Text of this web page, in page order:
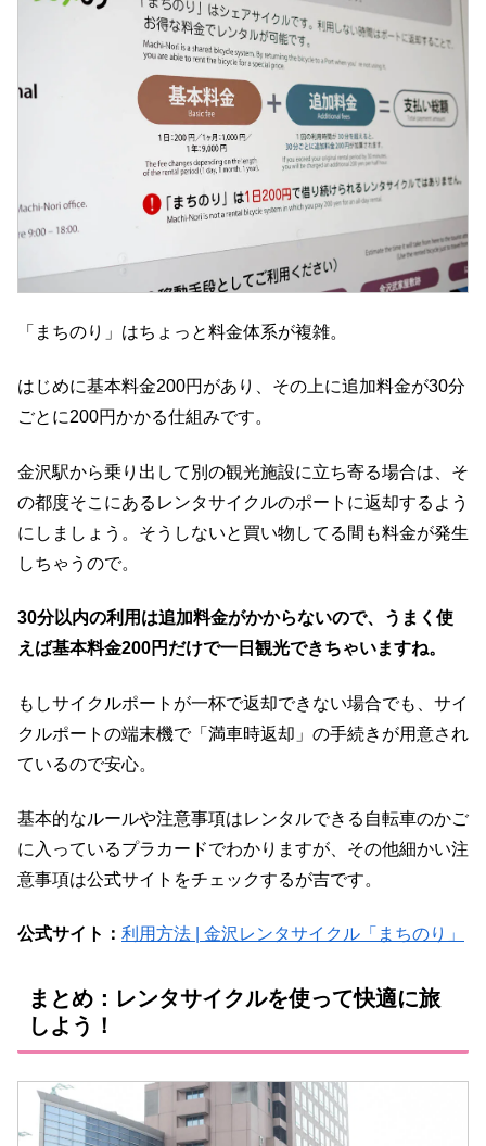
「まちのり」はちょっと料金体系が複雑。
はじめに基本料金200円があり、その上に追加料金が30分
ごとに200円かかる仕組みです。
金沢駅から乗り出して別の観光施設に立ち寄る場合は、そ
の都度そこにあるレンタサイクルのポートに返却するよう
にしましょう。そうしないと買い物してる間も料金が発生
しちゃうので。
30分以内の利用は追加料金がかからないので、うまく使
えば基本料金200円だけで一日観光できちゃいますね。
もしサイクルポートが一杯で返却できない場合でも、サイ
クルポートの端末機で「満車時返却」の手続きが用意され
ているので安心。
基本的なルールや注意事項はレンタルできる自転車のかご
に入っているプラカードでわかりますが、その他細かい注
意事項は公式サイトをチェックするが吉です。
公式サイト： 利用方法 | 金沢レンタサイクル「まちのり」
まとめ：レンタサイクルを使って快適に旅
しよう！